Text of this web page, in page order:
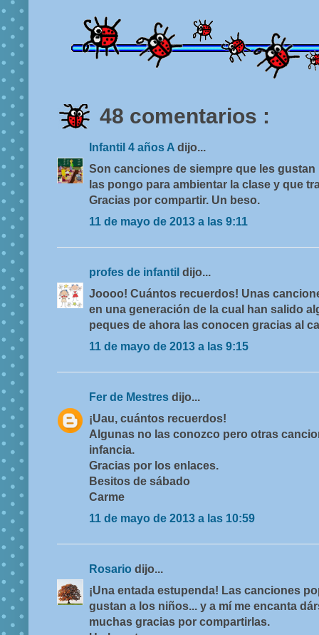
48 comentarios :
Infantil 4 años A dijo...
Son canciones de siempre que les
las pongo para ambientar la clase y que
Gracias por compartir. Un beso.
11 de mayo de 2013 a las 9:11
profes de infantil dijo...
Joooo! Cuántos recuerdos! Unas
en una generación de la cual han salido
peques de ahora las conocen gracias al
11 de mayo de 2013 a las 9:15
Fer de Mestres dijo...
¡Uau, cuántos recuerdos!
Algunas no las conozco pero otras
infancia.
Gracias por los enlaces.
Besitos de sábado
Carme
11 de mayo de 2013 a las 10:59
Rosario dijo...
¡Una entada estupenda! Las canciones
gustan a los niños... y a mí me encanta
muchas gracias por compartirlas.